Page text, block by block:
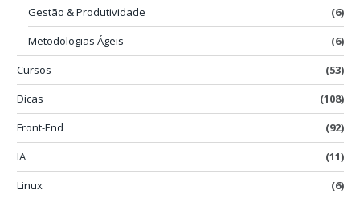
Gestão & Produtividade
(6)
Metodologias Ágeis
(6)
Cursos
(53)
Dicas
(108)
Front-End
(92)
IA
(11)
Linux
(6)